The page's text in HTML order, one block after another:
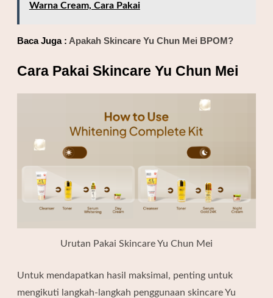
Warna Cream, Cara Pakai
Baca Juga :Apakah Skincare Yu Chun Mei BPOM?
Cara Pakai Skincare Yu Chun Mei
Urutan Pakai Skincare Yu Chun Mei
Untuk mendapatkan hasil maksimal, penting untuk
mengikuti langkah-langkah penggunaan skincare Yu